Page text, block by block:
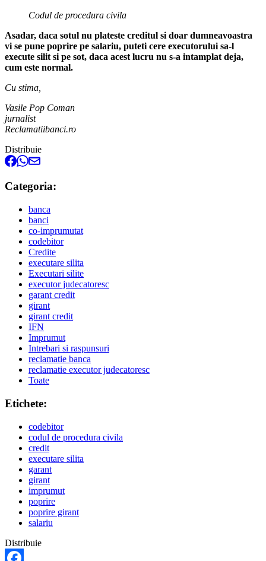
Codul de procedura civila
Asadar, daca sotul nu plateste creditul si doar dumneavoastra
vi se pune poprire pe salariu, puteti cere executorului sa-l
execute silit si pe sot, daca acest lucru nu s-a intamplat deja,
cum este normal.
Cu stima,
Vasile Pop Coman
jurnalist
Reclamatiibanci.ro
Distribuie
Categoria:
banca
banci
co-imprumutat
codebitor
Credite
executare silita
Executari silite
executor judecatoresc
garant credit
girant
girant credit
IFN
Imprumut
Intrebari si raspunsuri
reclamatie banca
reclamatie executor judecatoresc
Toate
Etichete:
codebitor
codul de procedura civila
credit
executare silita
garant
girant
imprumut
poprire
poprire girant
salariu
Distribuie